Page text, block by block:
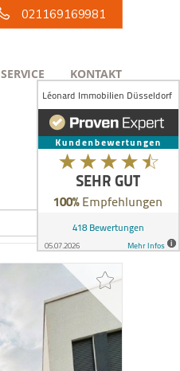
021169169981
SERVICE KONTAKT